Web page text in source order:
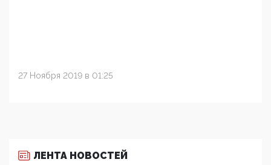
27 Ноября 2019 в 01:25
ЛЕНТА НОВОСТЕЙ